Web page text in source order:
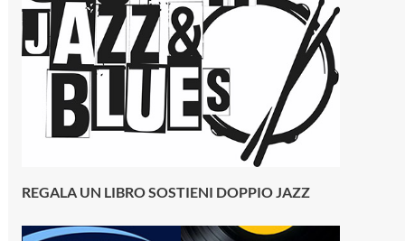
REGALA UN LIBRO SOSTIENI DOPPIO JAZZ